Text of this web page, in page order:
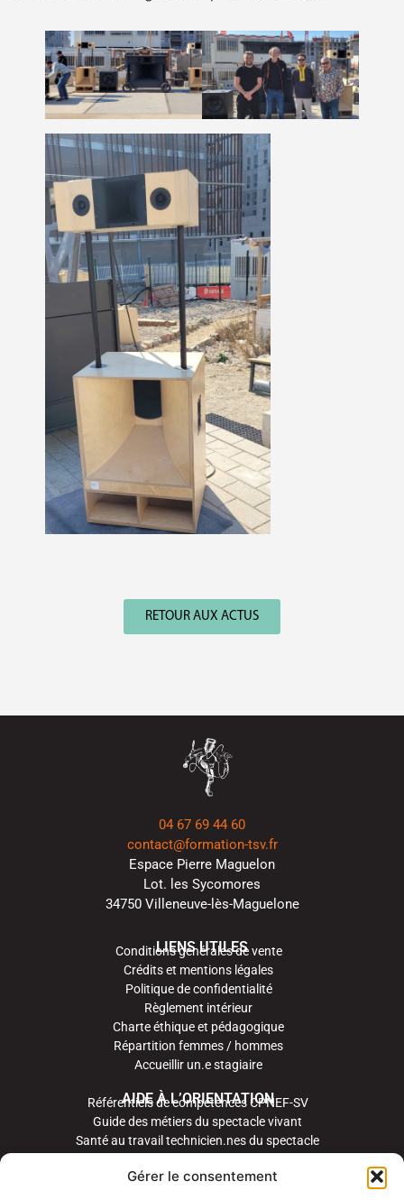
Gérer le consentement
RETOUR AUX ACTUS
04 67 69 44 60
contact@formation-tsv.fr
Espace Pierre Maguelon
Lot. les Sycomores
34750 Villeneuve-lès-Maguelone
LIENS UTILES
Conditions générales de vente
Crédits et mentions légales
Politique de confidentialité
Règlement intérieur
Charte éthique et pédagogique
Répartition femmes / hommes
Accueillir un.e stagiaire
AIDE À L’ORIENTATION
Référentiels de compétences CPNEF-SV
Guide des métiers du spectacle vivant
Santé au travail technicien.nes du spectacle